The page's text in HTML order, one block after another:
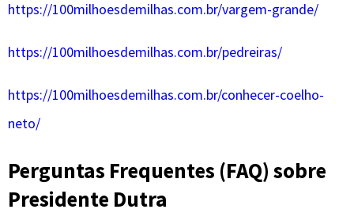
https://100milhoesdemilhas.com.br/vargem-grande/
https://100milhoesdemilhas.com.br/pedreiras/
https://100milhoesdemilhas.com.br/conhecer-coelho-
neto/
Perguntas Frequentes (FAQ) sobre
Presidente Dutra